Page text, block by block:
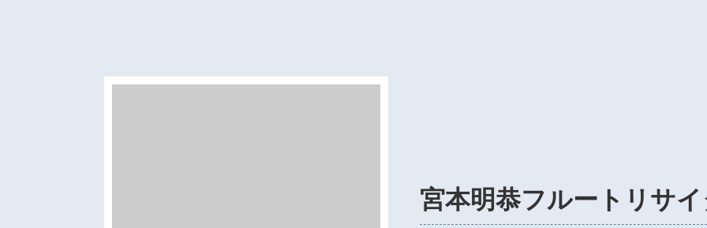
宮本明恭フルートリサ